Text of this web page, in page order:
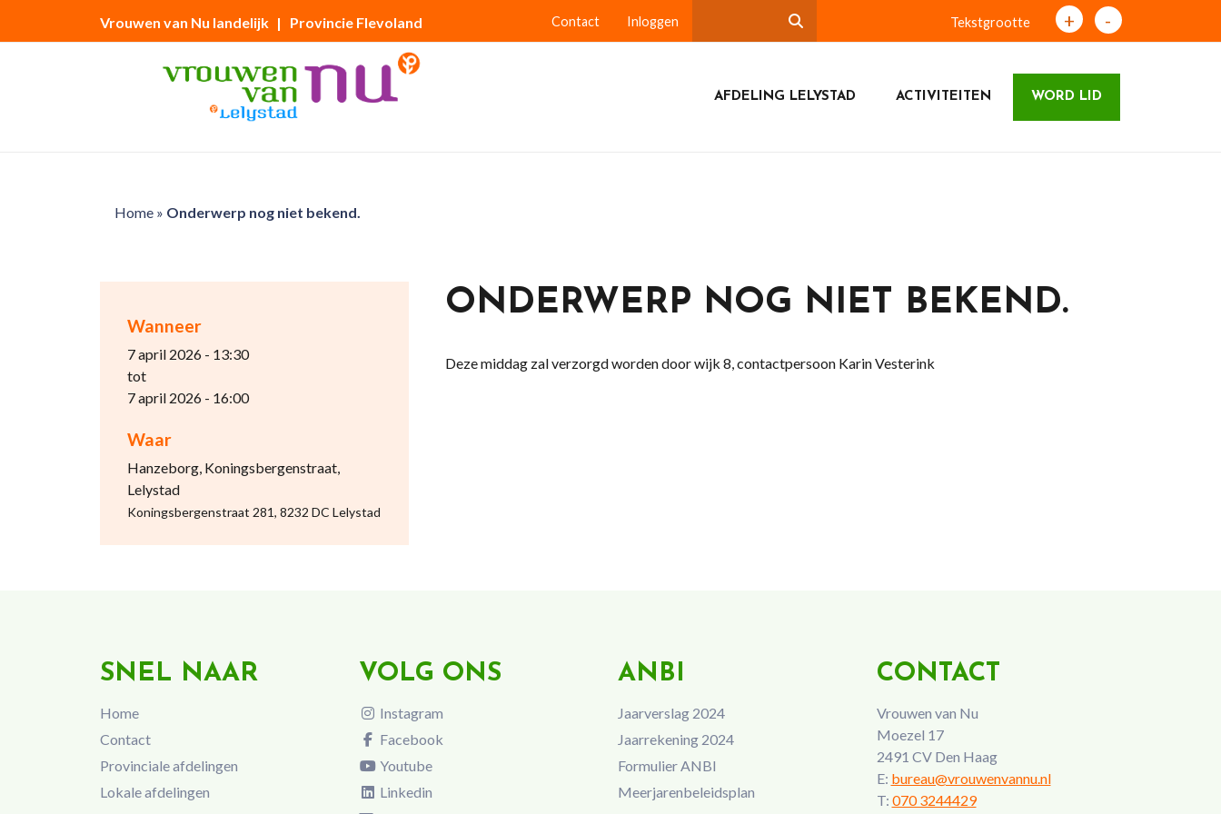
Vrouwen van Nu landelijk | Provincie Flevoland Contact Inloggen Tekstgrootte + -
AFDELING LELYSTAD ACTIVITEITEN WORD LID
Home» Onderwerp nog niet bekend.
Wanneer
7 april 2026 - 13:30
tot
7 april 2026 - 16:00
Waar
Hanzeborg, Koningsbergenstraat,
Lelystad
Koningsbergenstraat 281, 8232 DC Lelystad
ONDERWERP NOG NIET BEKEND.
Deze middag zal verzorgd worden door wijk 8, contactpersoon Karin Vesterink
SNEL NAAR
Home
Contact
Provinciale afdelingen
Lokale afdelingen
VOLG ONS
Instagram
Facebook
Youtube
Linkedin
ANBI
Jaarverslag 2024
Jaarrekening 2024
Formulier ANBI
Meerjarenbeleidsplan
CONTACT
Vrouwen van Nu
Moezel 17
2491 CV Den Haag
E: bureau@vrouwenvannu.nl
T: 070 3244429